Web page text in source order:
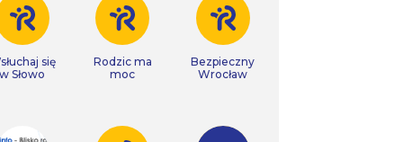
się
w Słowo
Rodzic ma
moc
Bezpieczny
Wrocław